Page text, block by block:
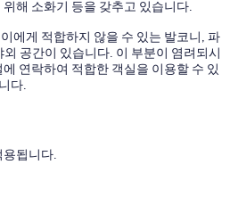
해 소화기 등을 갖추고 있습니다.
에게 적합하지 않을 수 있는 발코니, 파
공간이 있습니다. 이 부분이 염려되시
연락하여 적합한 객실을 이용할 수 있
다.
됩니다.